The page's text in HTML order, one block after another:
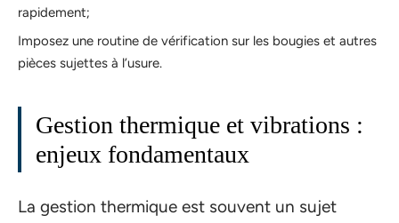
rapidement;
Imposez une routine de vérification sur les bougies et autres
pièces sujettes à l’usure.
Gestion thermique et vibrations :
enjeux fondamentaux
La gestion thermique est souvent un sujet